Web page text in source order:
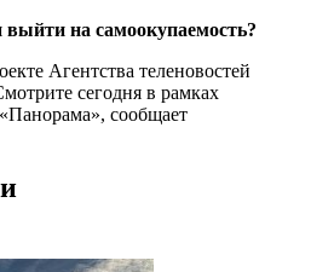
на самоокупаемость?
Агентства теленовостей
сегодня в рамках
сообщает